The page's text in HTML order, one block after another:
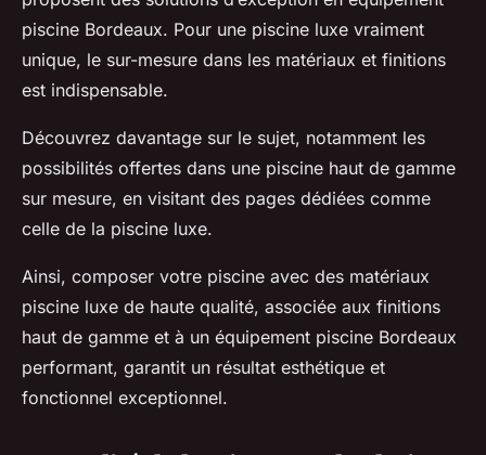
piscine Bordeaux. Pour une piscine luxe vraiment
unique, le sur-mesure dans les matériaux et finitions
est indispensable.
Découvrez davantage sur le sujet, notamment les
possibilités offertes dans une piscine haut de gamme
sur mesure, en visitant des pages dédiées comme
celle de la piscine luxe.
Ainsi, composer votre piscine avec des matériaux
piscine luxe de haute qualité, associée aux finitions
haut de gamme et à un équipement piscine Bordeaux
performant, garantit un résultat esthétique et
fonctionnel exceptionnel.